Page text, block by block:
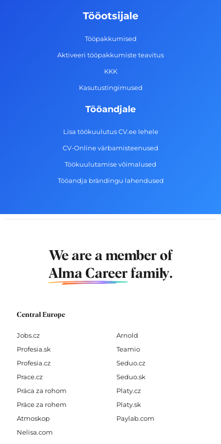
-
g
r
a
m
d
i
n
Tööotsijale
Tööpakkumised
Aktiveeri tööpakkumiste teavitus
KKK
Kasutustingimused
Tööandjale
Lisa töökuulutus CV.ee lehele
CV-Online värbamisteenused
Töökuulutamise võimalused
Tööandja brändingu lahendused
We are a member of
Alma Career family.
Central Europe
Jobs.cz
Profesia.sk
Profesia.cz
Prace.cz
Práca za rohom
Práce za rohem
Atmoskop
Nelisa.com
Arnold
Teamio
Seduo.cz
Seduo.sk
Platy.cz
Platy.sk
Paylab.com